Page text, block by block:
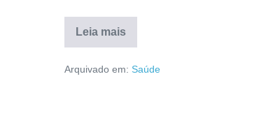
Leia mais
Arquivado em: Saúde